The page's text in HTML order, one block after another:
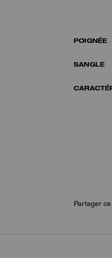
POIGNÉE
SANGLE
Partager